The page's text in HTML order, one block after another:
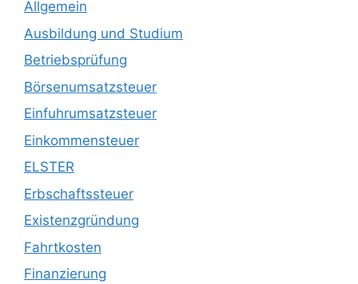
Allgemein
Ausbildung und Studium
Betriebsprüfung
Börsenumsatzsteuer
Einfuhrumsatzsteuer
Einkommensteuer
ELSTER
Erbschaftssteuer
Existenzgründung
Fahrtkosten
Finanzierung